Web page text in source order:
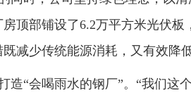
顶部铺设了6.2万平方米光伏
减少传统能源消耗，又有效降
“会喝雨水的钢厂”。“我们这